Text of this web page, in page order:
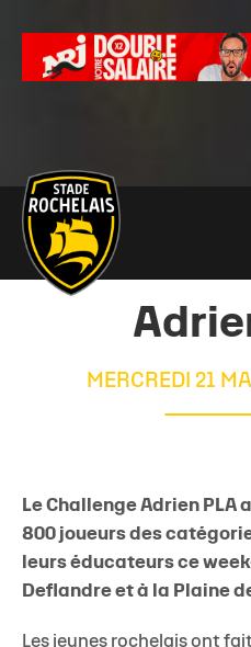
Main
site
navigation
MERCREDI 21
Le Challenge Adrien PLA
800 joueurs des
leurs éducateurs ce
Deflandre et à la Plaine
Les jeunes rochelais ont